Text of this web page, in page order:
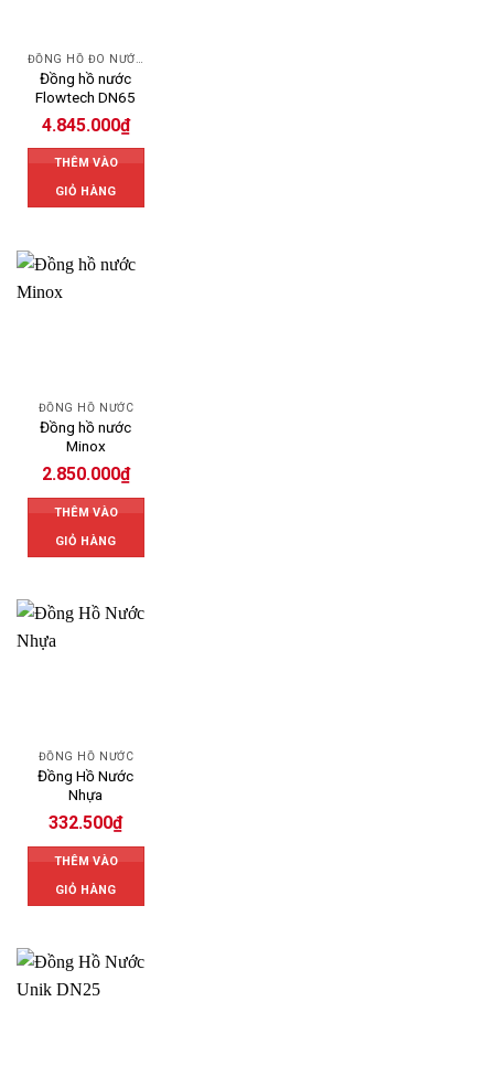
Đồng hồ nước
Flowtech DN65
4.845.000₫
THÊM VÀO
GIỎ HÀNG
ĐỒNG HỒ NƯỚC
Đồng hồ nước
Minox
2.850.000₫
THÊM VÀO
GIỎ HÀNG
ĐỒNG HỒ NƯỚC
Đồng Hồ Nước
Nhựa
332.500₫
THÊM VÀO
GIỎ HÀNG